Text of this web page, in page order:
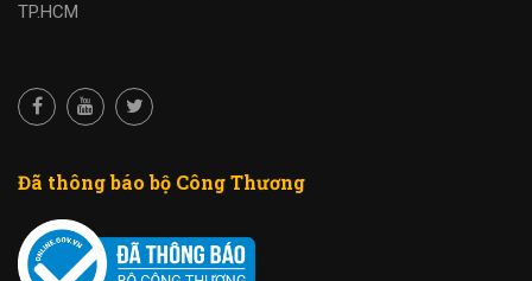
TP.HCM
Đã thông báo bộ Công Thương